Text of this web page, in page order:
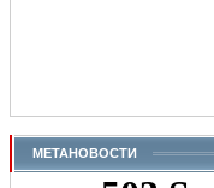
МЕТАНОВОСТИ